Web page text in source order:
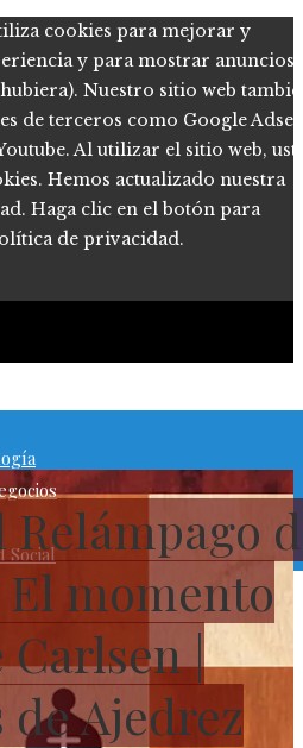
cookies para mejorar y
y para mostrar anuncios
Nuestro sitio web
de terceros como Google
Al utilizar el sitio web,
Hemos actualizado nuestra
Haga clic en el botón para
de privacidad.
Social
momento
Carlsen |
de Ajedrez